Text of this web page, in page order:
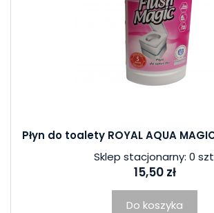
Płyn do toalety ROYAL AQUA
Sklep stacjonarny: 0
15,50 zł
Do koszyka